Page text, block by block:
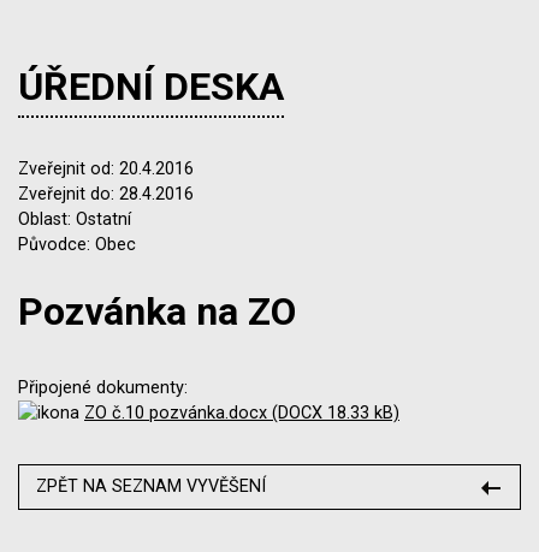
ÚŘEDNÍ DESKA
Zveřejnit od: 20.4.2016
Zveřejnit do: 28.4.2016
Oblast: Ostatní
Původce: Obec
Pozvánka na ZO
Připojené dokumenty:
ZO č.10 pozvánka.docx (DOCX 18.33 kB)
ZPĚT NA SEZNAM VYVĚŠENÍ